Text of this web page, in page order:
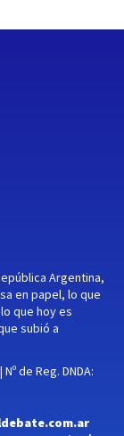
Argentina,
en papel, lo que
que hoy es
subió a
de Reg. DNDA: